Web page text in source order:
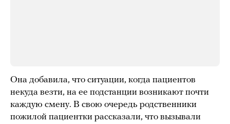
Она добавила, что ситуации, когда пациентов
некуда везти, на ее подстанции возникают почти
каждую смену. В свою очередь родственники
пожилой пациентки рассказали, что вызывали